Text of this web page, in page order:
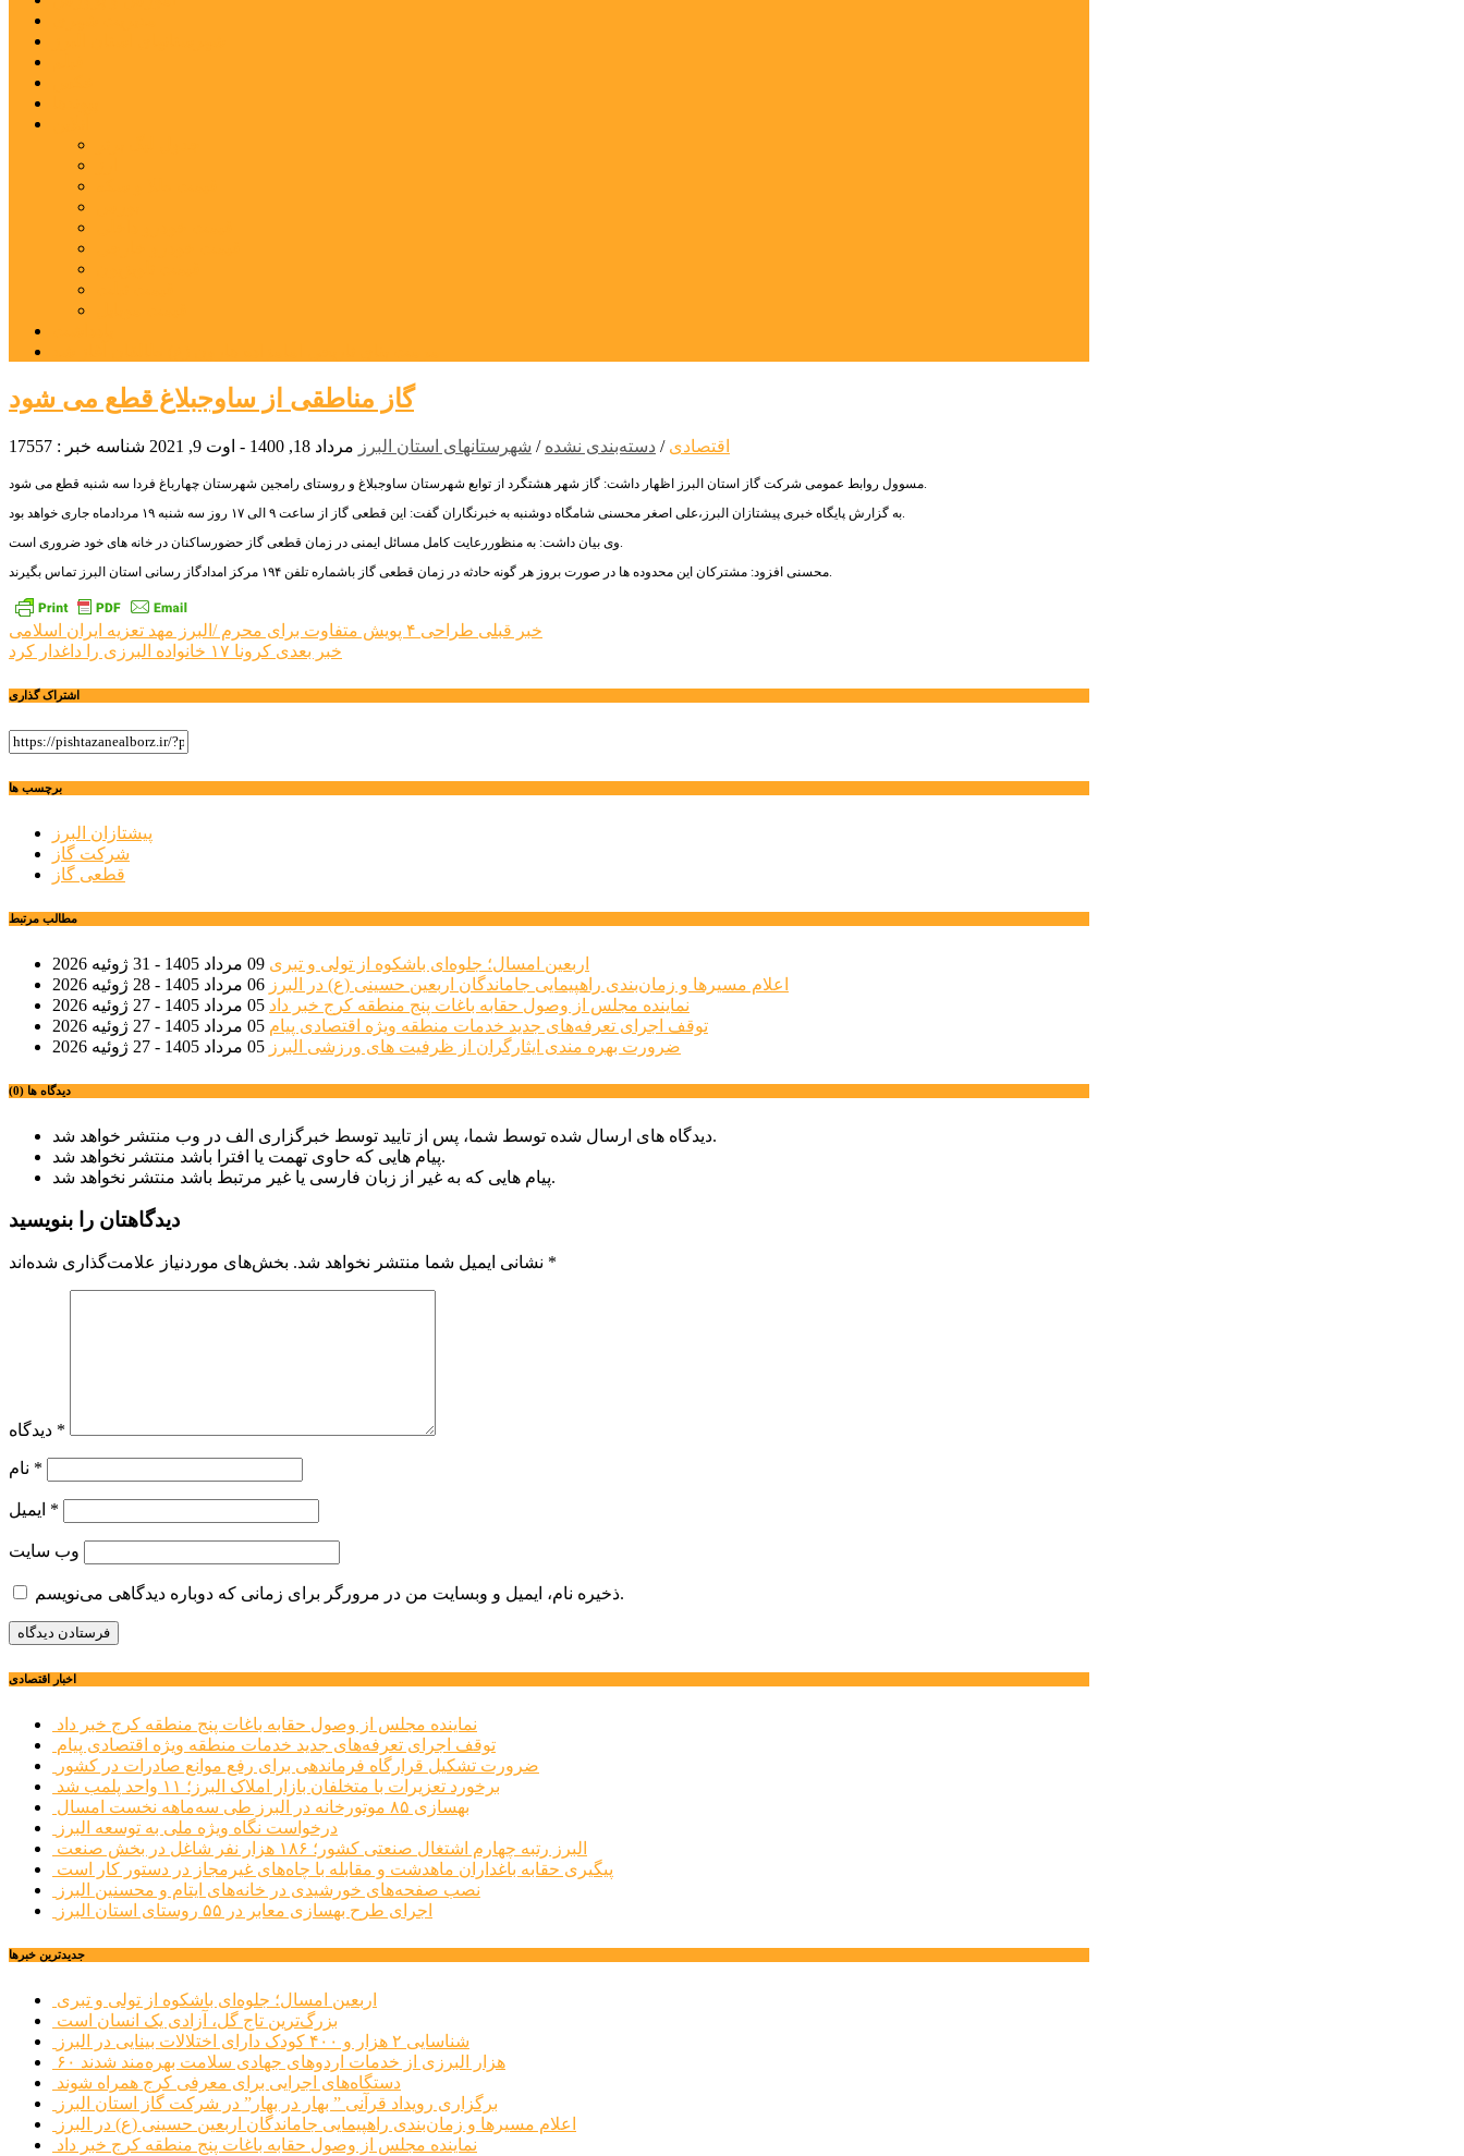
گاز مناطقی از ساوجبلاغ قطع می شود
اقتصادی / دسته‌بندی نشده / شهرستانهای استان البرز مرداد 18, 1400 - اوت 9, 2021 شناسه خبر : 17557
مسوول روابط عمومی شرکت گاز استان البرز اظهار داشت: گاز شهر هشتگرد از توابع شهرستان ساوجبلاغ و روستای رامجین شهرستان چهارباغ فردا سه شنبه قطع می شود.
به گزارش پایگاه خبری پیشتازان البرز،علی اصغر محسنی شامگاه دوشنبه به خبرنگاران گفت: این قطعی گاز از ساعت ۹ الی ۱۷ روز سه شنبه ۱۹ مردادماه جاری خواهد بود.
وی بیان داشت: به منظوررعایت کامل مسائل ایمنی در زمان قطعی گاز حضورساکنان در خانه های خود ضروری است.
محسنی افزود: مشترکان این محدوده ها در صورت بروز هر گونه حادثه در زمان قطعی گاز باشماره تلفن ۱۹۴ مرکز امدادگاز رسانی استان البرز تماس بگیرند.
راهبری
نوشته
خبر قبلی طراحی ۴ پویش متفاوت برای محرم /البرز مهد تعزیه ایران اسلامی
خبر بعدی کرونا ١٧ خانواده البرزی را داغدار کرد
اشتراک گذاری
برچسب ها
پیشتازان البرز
شرکت گاز
قطعی گاز
مطالب مرتبط
اربعین امسال؛ جلوه‌ای باشکوه از تولی و تبری 09 مرداد 1405 - 31 ژوئیه 2026
اعلام مسیرها و زمان‌بندی راهپیمایی جاماندگان اربعین حسینی (ع) در البرز 06 مرداد 1405 - 28 ژوئیه 2026
نماینده مجلس از وصول حقابه باغات پنج منطقه کرج خبر داد 05 مرداد 1405 - 27 ژوئیه 2026
توقف اجرای تعرفه‌های جدید خدمات منطقه ویژه اقتصادی پیام 05 مرداد 1405 - 27 ژوئیه 2026
ضرورت بهره مندی ایثارگران از ظرفیت های ورزشی البرز 05 مرداد 1405 - 27 ژوئیه 2026
دیدگاه ها (0)
دیدگاه های ارسال شده توسط شما، پس از تایید توسط خبرگزاری الف در وب منتشر خواهد شد.
پیام هایی که حاوی تهمت یا افترا باشد منتشر نخواهد شد.
پیام هایی که به غیر از زبان فارسی یا غیر مرتبط باشد منتشر نخواهد شد.
دیدگاهتان را بنویسید
نشانی ایمیل شما منتشر نخواهد شد. *
*
*
*
وب‌ سایت
ذخیره نام، ایمیل و وبسایت من در مرورگر برای زمانی که دوباره دیدگاهی می‌نویسم.
اخبار اقتصادی
نماینده مجلس از وصول حقابه باغات پنج منطقه کرج خبر داد
توقف اجرای تعرفه‌های جدید خدمات منطقه ویژه اقتصادی پیام
ضرورت تشکیل قرارگاه فرماندهی برای رفع موانع صادرات در کشور
برخورد تعزیرات با متخلفان بازار املاک البرز؛ ۱۱ واحد پلمب شد
بهسازی ۸۵ موتورخانه در البرز طی سه‌ماهه نخست امسال
درخواست نگاه ویژه ملی به توسعه البرز
البرز رتبه چهارم اشتغال صنعتی کشور؛ ۱۸۶ هزار نفر شاغل در بخش صنعت
پیگیری حقابه باغداران ماهدشت و مقابله با چاه‌های غیرمجاز در دستور کار است
نصب صفحه‌های خورشیدی در خانه‌های ایتام و محسنین البرز
اجرای طرح بهسازی معابر در ۵۵ روستای استان البرز
جديدترين خبرها
اربعین امسال؛ جلوه‌ای باشکوه از تولی و تبری
بزرگ‌ترین تاج گل، آزادی یک انسان است
شناسایی ۲ هزار و ۴۰۰ کودک دارای اختلالات بینایی در البرز
۶۰ هزار البرزی از خدمات اردوهای جهادی سلامت بهره‌مند شدند
دستگاه‌های اجرایی برای معرفی کرج همراه شوند
برگزاری رویداد قرآنی ” بهار در بهار” در شرکت گاز استان البرز
اعلام مسیرها و زمان‌بندی راهپیمایی جاماندگان اربعین حسینی (ع) در البرز
نماینده مجلس از وصول حقابه باغات پنج منطقه کرج خبر داد